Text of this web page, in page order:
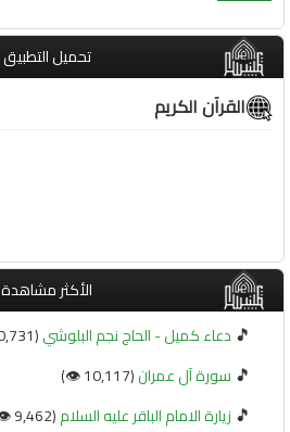
تحميل التطبيق
القرآن الكريم
الأكثر مشاهدة
🎵 دعاء كميل - الحاج نجم البلوشي(10,731 👁️)
🎵 سورة آل عمران(10,117 👁️)
🎵 زيارة الامام الباقر عليه السلام(9,462 👁️)